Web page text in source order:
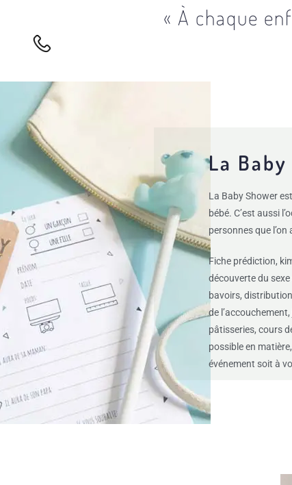
« À chaque
La
La Baby Shower
bébé. C’est aussi
personnes que
Fiche prédiction,
découverte du
bavoirs,
de
pâtisseries, cours
possible en
événement soit à